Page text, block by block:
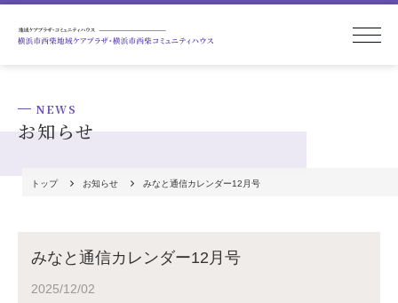
お問い合わせ
NEWS
お知らせ
トップ お知らせ みなと通信カレンダー12月号
みなと通信カレンダー12月号
2025/12/02